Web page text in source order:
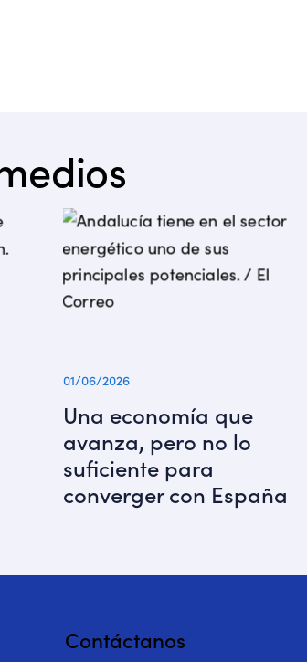
01/06/2026
Una economía que
avanza, pero no lo
suficiente para
converger con España
Contáctanos